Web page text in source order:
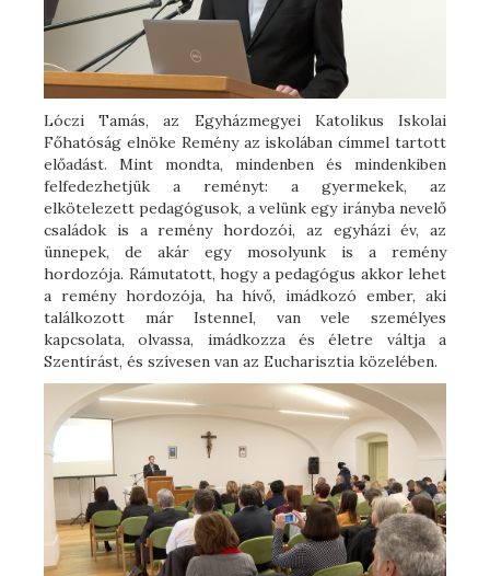
Lóczi Tamás, az Egyházmegyei Katolikus Iskolai
Főhatóság elnöke Remény az iskolában címmel tartott
előadást. Mint mondta, mindenben és mindenkiben
felfedezhetjük a reményt: a gyermekek, az
elkötelezett pedagógusok, a velünk egy irányba nevelő
családok is a remény hordozói, az egyházi év, az
ünnepek, de akár egy mosolyunk is a remény
hordozója. Rámutatott, hogy a pedagógus akkor lehet
a remény hordozója, ha hívő, imádkozó ember, aki
találkozott már Istennel, van vele személyes
kapcsolata, olvassa, imádkozza és életre váltja a
Szentírást, és szívesen van az Eucharisztia közelében.